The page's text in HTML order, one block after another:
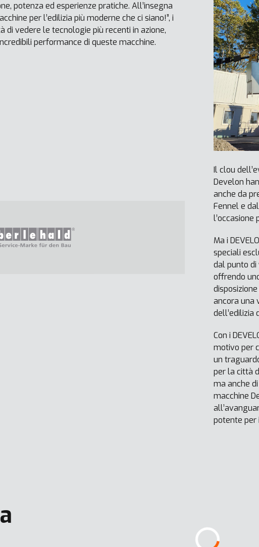
potenza ed esperienze pratiche. All’insegna
per l’edilizia più moderne che ci siano!”, i
di vedere le tecnologie più recenti in azione,
performance di queste macchine.
Il clou
Develon
anche da
Fennel e
Ma i
speciali
dal punto di
offrendo
ancora una
dell’edilizia
Con i
motivo per
un
per la città
ma anche
macchine
potente per